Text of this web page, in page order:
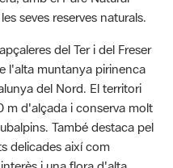
muntanya pirinenca
del Nord. El territori
m d'alçada i conserva molt
També destaca pel
delicades així com
i una flora d'alta
i serveis que